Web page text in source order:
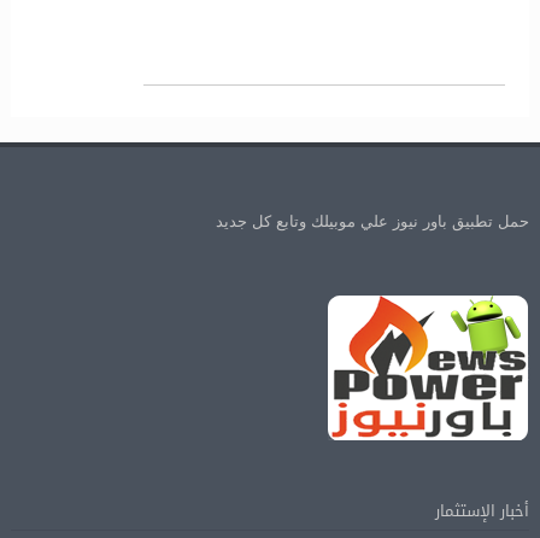
حمل تطبيق باور نيوز علي موبيلك وتابع كل جديد
أخبار الإستثمار